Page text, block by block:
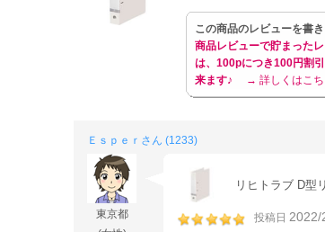
この商品のレビューを書
商品レビューで貯まった
は、100pにつき100円割
来ます♪
→ 詳しくはこち
Ｅｓｐｅｒさん (1233)
東京都
リヒトラブ D型
投稿日 2022/